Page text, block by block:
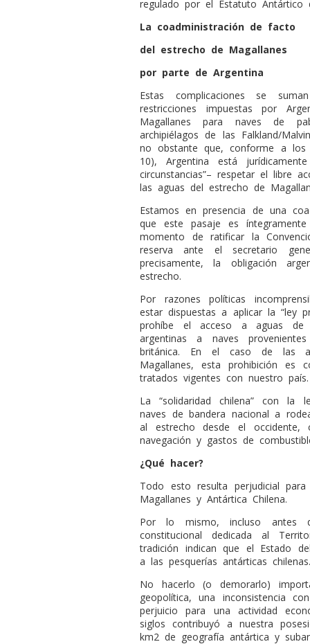
regulado por el Estatuto Antártico
La coadministración de facto
del estrecho de Magallanes
por parte de Argentina
Estas complicaciones se
restricciones impuestas por
Magallanes para naves de
archipiélagos de las Falkland/
no obstante que, conforme a
10), Argentina está
circunstancias”– respetar el libre
las aguas del estrecho de
Estamos en presencia de una
que este pasaje es
momento de ratificar la
reserva ante el secretario
precisamente, la obligación
estrecho.
Por razones políticas
estar dispuestas a aplicar la “ley
prohíbe el acceso a aguas
argentinas a naves
británica. En el caso de las
Magallanes, esta prohibición
tratados vigentes con nuestro país.
La “solidaridad chilena” con la
naves de bandera nacional a
al estrecho desde el
navegación y gastos de
¿Qué hacer?
Todo esto resulta perjudicial
Magallanes y Antártica Chilena.
Por lo mismo, incluso antes
constitucional dedicada al
tradición indican que el Estado
a las pesquerías antárticas chilenas.
No hacerlo (o demorarlo)
geopolítica, una inconsistencia
perjuicio para una actividad
siglos contribuyó a nuestra
km2 de geografía antártica y